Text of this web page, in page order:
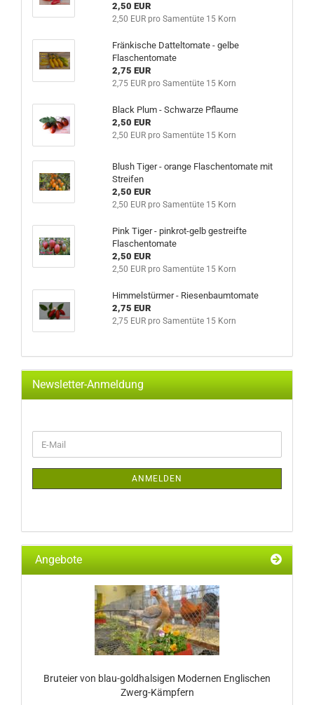
2,50 EUR
2,50 EUR pro Samentüte 15 Korn
Fränkische Datteltomate - gelbe
Flaschentomate
2,75 EUR
2,75 EUR pro Samentüte 15 Korn
Black Plum - Schwarze Pflaume
2,50 EUR
2,50 EUR pro Samentüte 15 Korn
Blush Tiger - orange Flaschentomate mit
Streifen
2,50 EUR
2,50 EUR pro Samentüte 15 Korn
Pink Tiger - pinkrot-gelb gestreifte
Flaschentomate
2,50 EUR
2,50 EUR pro Samentüte 15 Korn
Himmelstürmer - Riesenbaumtomate
2,75 EUR
2,75 EUR pro Samentüte 15 Korn
Newsletter-Anmeldung
ZUR
E-
Mail
ANMELDEN
Angebote
Bruteier von blau-goldhalsigen Modernen Englischen
Zwerg-Kämpfern